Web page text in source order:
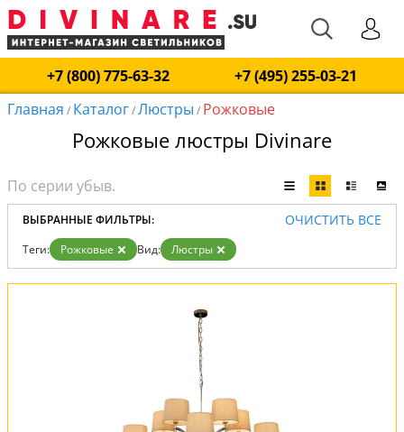
+7 (800) 775-63-32
+7 (495) 255-03-21
Главная / Каталог/Люстры / Рожковые
Рожковые люстры Divinare
ВЫБРАННЫЕ ФИЛЬТРЫ: ОЧИСТИТЬ ВСЕ
Теги: Рожковые Вид: Люстры